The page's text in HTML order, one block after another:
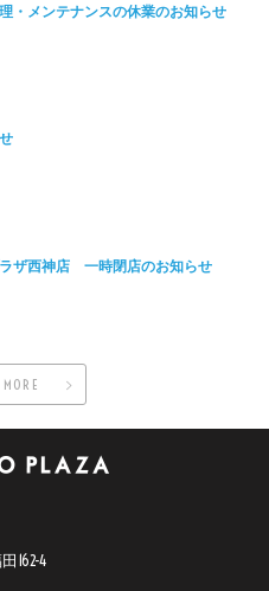
・メンテナンスの休業のお知らせ
ラザ西神店 一時閉店のお知らせ
162-4